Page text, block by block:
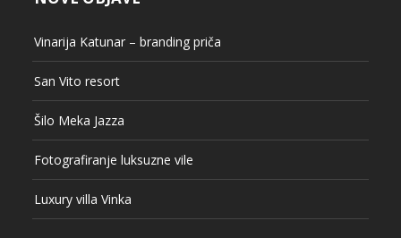
Vinarija Katunar – branding priča
San Vito resort
Šilo Meka Jazza
Fotografiranje luksuzne vile
Luxury villa Vinka